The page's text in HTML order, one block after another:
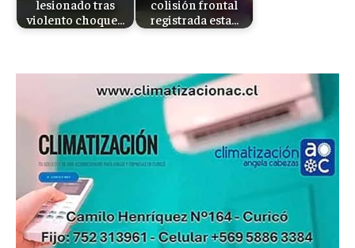
lesionado tras
violento choque…
colisión frontal
registrada esta…